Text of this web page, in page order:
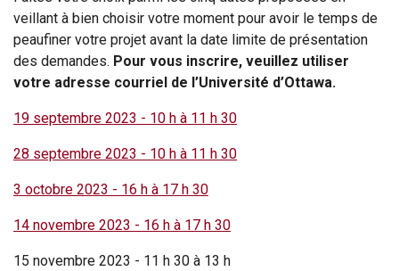
veillant à bien choisir votre moment pour avoir le temps de
peaufiner votre projet avant la date limite de présentation
des demandes. Pour vous inscrire, veuillez utiliser
votre adresse courriel de l’Université d’Ottawa.
19 septembre 2023 - 10 h à 11 h 30
28 septembre 2023 - 10 h à 11 h 30
3 octobre 2023 - 16 h à 17 h 30
14 novembre 2023 - 16 h à 17 h 30
15 novembre 2023 - 11 h 30 à 13 h